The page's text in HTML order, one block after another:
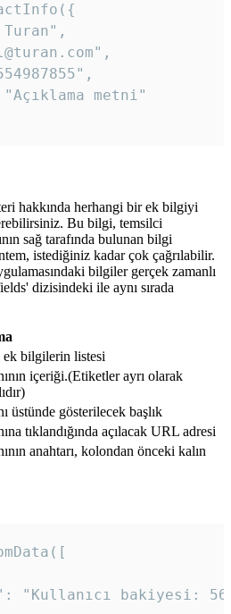
metni"
hakkında herhangi bir ek bilgiyi
Bu bilgi, temsilci
sağ tarafında bulunan bilgi
istediğiniz kadar çok çağrılabilir.
bilgiler gerçek zamanlı
dizisindeki ile aynı sırada
ek bilgilerin listesi
içeriği.(Etiketler ayrı olarak
üstünde gösterilecek başlık
tıklandığında açılacak URL adresi
anahtarı, kolondan önceki kalın
"Kullanıcı bakiyesi: